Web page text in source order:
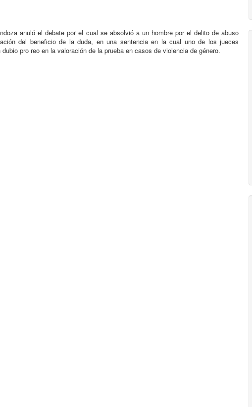
anuló el debate por el cual se absolvió a un hombre por el delito de abuso
del beneficio de la duda, en una sentencia en la cual uno de los jueces
pro reo en la valoración de la prueba en casos de violencia de género.